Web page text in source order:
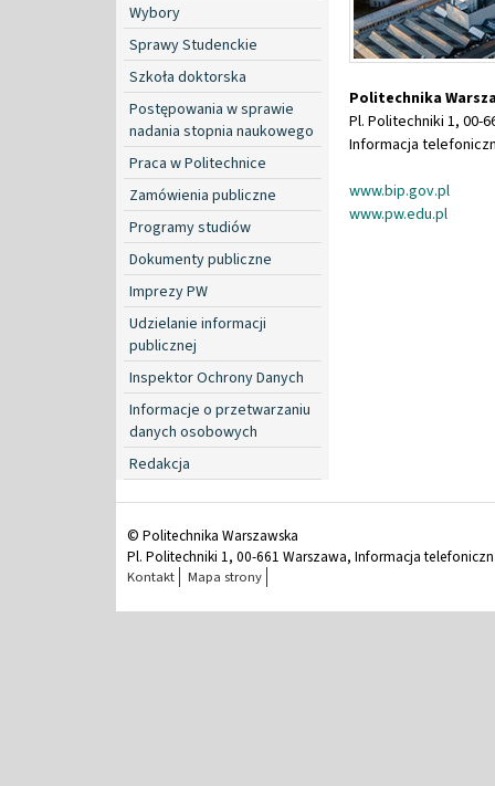
Wybory
Sprawy Studenckie
Szkoła doktorska
Postępowania w sprawie
nadania stopnia naukowego
Praca w Politechnice
Zamówienia publiczne
Programy studiów
Dokumenty publiczne
Imprezy PW
Udzielanie informacji
publicznej
Inspektor Ochrony Danych
Informacje o przetwarzaniu
danych osobowych
Redakcja
Politechnika
Pl. Politechniki 1, 00-
Informacja
www.bip.gov.pl
www.pw.edu.pl
© Politechnika Warszawska
Pl. Politechniki 1, 00-661 Warszawa, Informacja
Kontakt Mapa strony